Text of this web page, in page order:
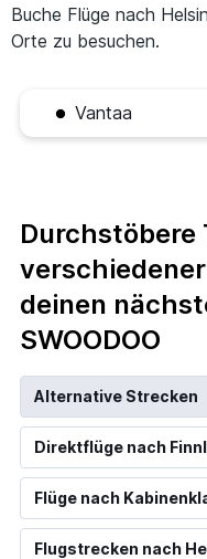
Buche Flüge nach
Orte zu besuchen.
Vantaa
Durchstöbere
deinen
SWOODOO
Alternative Strecken
Direktflüge nach
Flüge nach
Flugstrecken nach